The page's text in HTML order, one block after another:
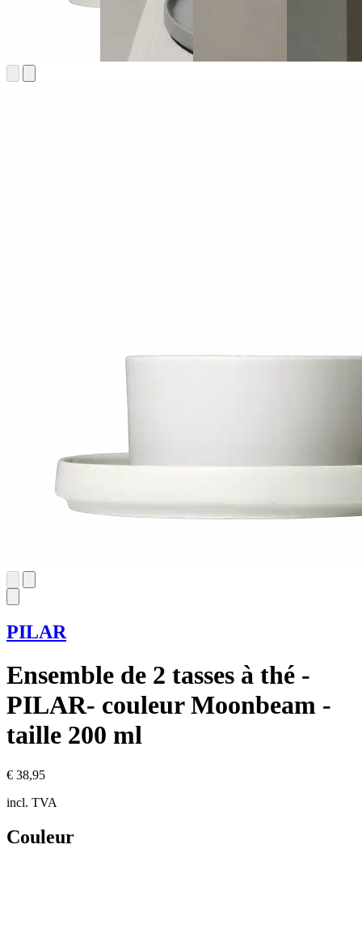
PILAR
Ensemble de 2 tasses à thé -
PILAR- couleur Moonbeam -
taille 200 ml
€ 38,95
incl. TVA
Couleur